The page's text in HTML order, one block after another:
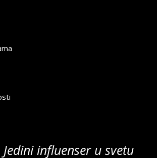
Jedini influenser u svetu